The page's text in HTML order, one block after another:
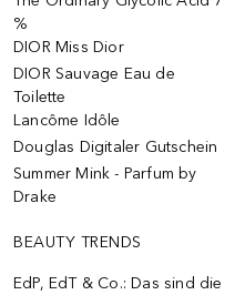
%
DIOR Miss Dior
DIOR Sauvage Eau de
Toilette
Lancôme Idôle
Douglas Digitaler Gutschein
Summer Mink - Parfum by
Drake
BEAUTY TRENDS
EdP, EdT & Co.: Das sind die